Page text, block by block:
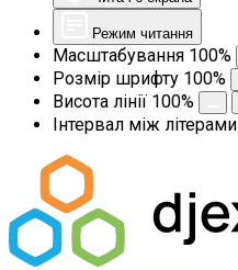
Режим читання
Масштабування 100%
Розмір шрифту 100%
Висота лінії 100%
Інтервал між літерами